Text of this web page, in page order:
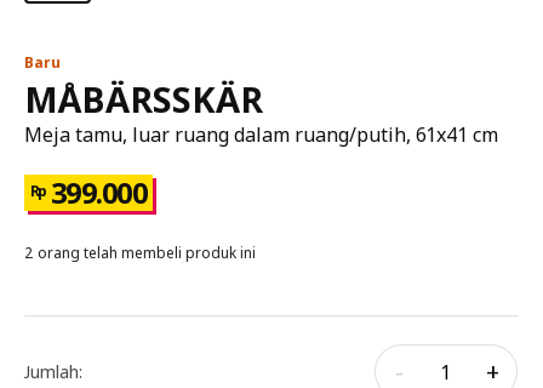
Baru
MÅBÄRSSKÄR
Meja tamu, luar ruang dalam ruang/putih, 61x41 cm
Rp 399.000
2 orang telah membeli produk ini
Jumlah: - +